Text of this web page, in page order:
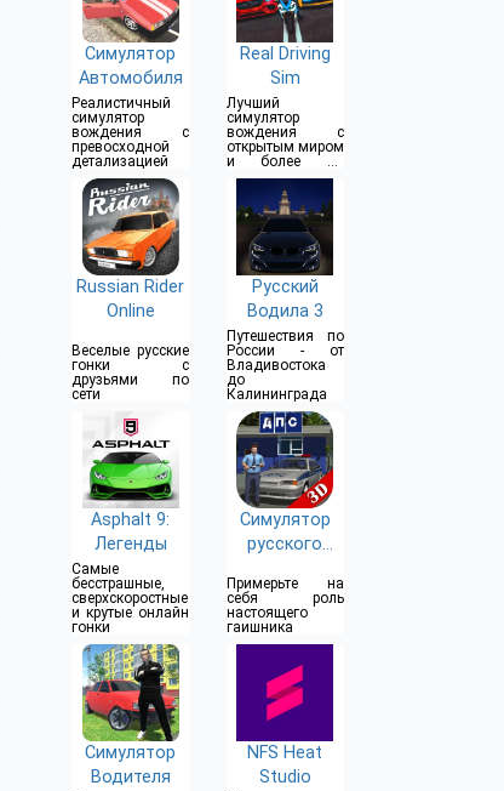
Симулятор
Автомобиля
Реалистичный
симулятор
вождения с
превосходной
детализацией
Real Driving
Sim
Лучший
симулятор
вождения с
открытым миром
и более 80
автомобилей
Russian Rider
Online
Веселые русские
гонки с
друзьями по
сети
Русский
Водила 3
Путешествия по
России - от
Владивостока
до
Калининграда
Asphalt 9:
Легенды
Самые
бесстрашные,
сверхскоростные
и крутые онлайн
гонки
Симулятор
русского
Примерьте на
себя роль
настоящего
гаишника
Симулятор
Водителя
NFS Heat
Studio